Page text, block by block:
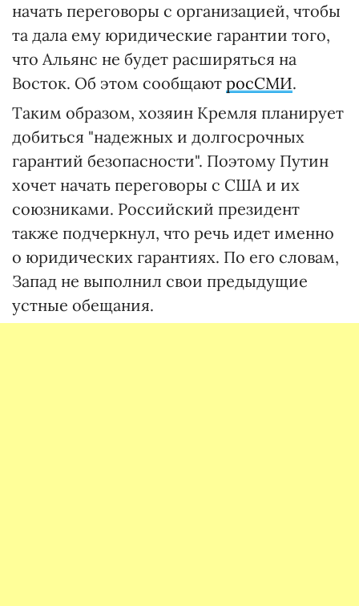
начать переговоры с организацией, чтобы
та дала ему юридические гарантии того,
что Альянс не будет расширяться на
Восток. Об этом сообщают росСМИ.
Таким образом, хозяин Кремля планирует
добиться "надежных и долгосрочных
гарантий безопасности". Поэтому Путин
хочет начать переговоры с США и их
союзниками. Российский президент
также подчеркнул, что речь идет именно
о юридических гарантиях. По его словам,
Запад не выполнил свои предыдущие
устные обещания.